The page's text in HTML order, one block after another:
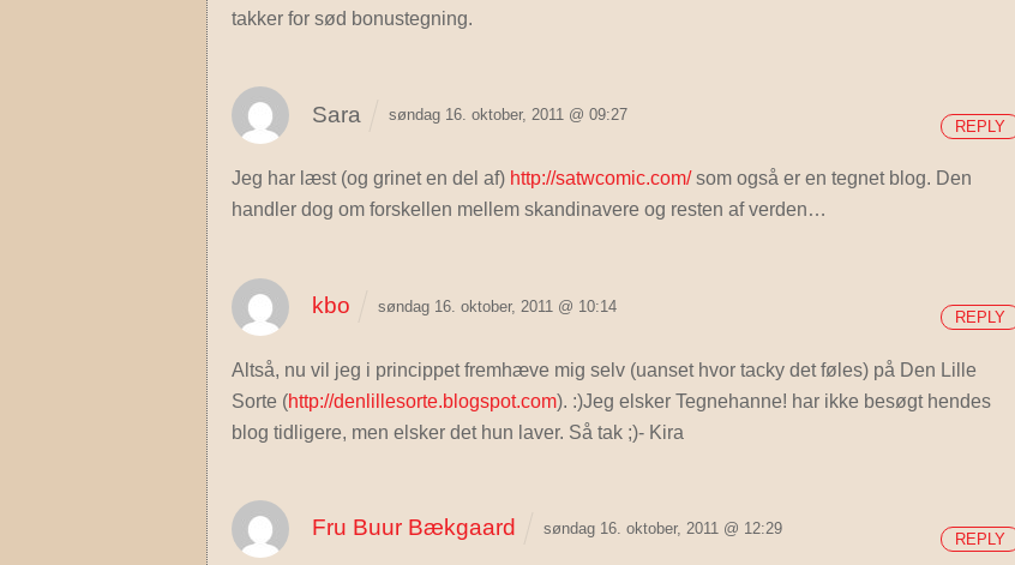
takker for sød bonustegning.
Sara søndag 16. oktober, 2011 @ 09:27
Jeg har læst (og grinet en del af) http://satwcomic.com/som også er en tegnet blog. Den
handler dog om forskellen mellem skandinavere og resten af verden…
REPLY
kbo søndag 16. oktober, 2011 @ 10:14
Altså, nu vil jeg i princippet fremhæve mig selv (uanset hvor tacky det føles) på Den Lille
Sorte (http://denlillesorte.blogspot.com). :)Jeg elsker Tegnehanne! har ikke besøgt hendes
blog tidligere, men elsker det hun laver. Så tak ;)- Kira
REPLY
Fru Buur Bækgaard søndag 16. oktober, 2011 @ 12:29
REPLY